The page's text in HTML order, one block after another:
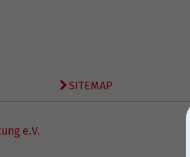
SITEMAP
e.V.